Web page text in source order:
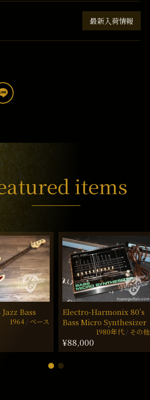
最新入荷情報
items
Bass
1964 ベース
Electro-Harmonix 80’s
Bass Micro Synthesizer
1980年代 その他
¥88,000